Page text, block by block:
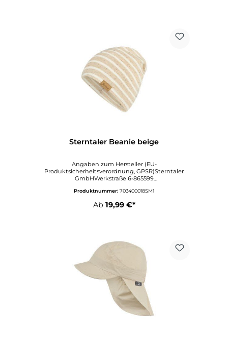
Sterntaler Beanie beige
Angaben zum Hersteller (EU-
Produktsicherheitsverordnung, GPSR)Sterntaler
GmbHWerkstraße 6-865599
rntaler.com
Produktnummer: 703400018SM1
Ab 19,99 €*